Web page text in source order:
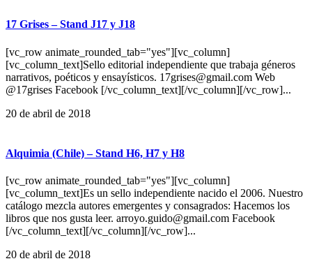
17 Grises – Stand J17 y J18
[vc_row animate_rounded_tab="yes"][vc_column]
[vc_column_text]Sello editorial independiente que trabaja géneros
narrativos, poéticos y ensayísticos. 17grises@gmail.com Web
@17grises Facebook [/vc_column_text][/vc_column][/vc_row]...
20 de abril de 2018
Alquimia (Chile) – Stand H6, H7 y H8
[vc_row animate_rounded_tab="yes"][vc_column]
[vc_column_text]Es un sello independiente nacido el 2006. Nuestro
catálogo mezcla autores emergentes y consagrados: Hacemos los
libros que nos gusta leer. arroyo.guido@gmail.com Facebook
[/vc_column_text][/vc_column][/vc_row]...
20 de abril de 2018